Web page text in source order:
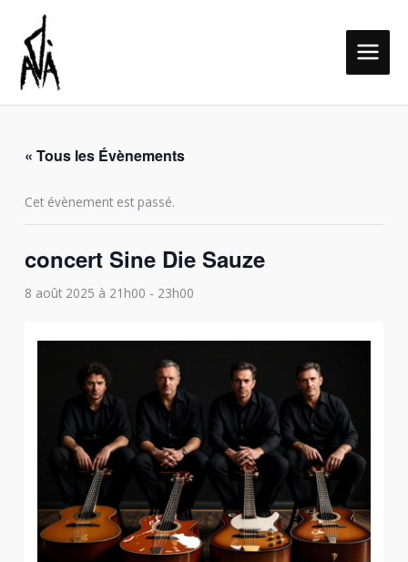
contenu
« Tous les Évènements
Cet évènement est passé.
concert Sine Die Sauze
8 août 2025 à 21h00 - 23h00